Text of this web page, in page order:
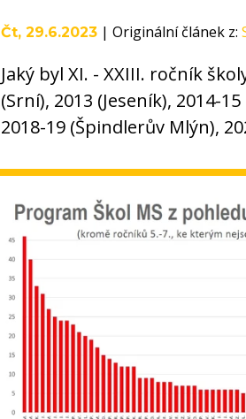
Čt, 29.6.2023 | Originální článek z:
Jaký byl XI. - XXIII. ročník
(Srní), 2013 (Jeseník), 2014-
2018-19 (Špindlerův Mlýn),